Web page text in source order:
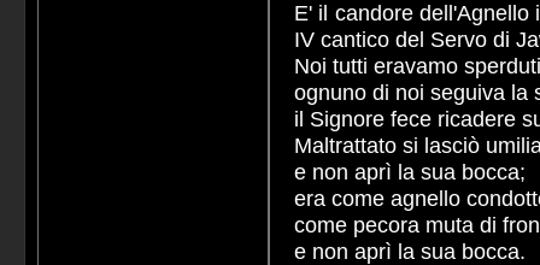
E' il candore
IV cantico del Servo di
Noi tutti eravamo
ognuno di noi seguiva la
il Signore fece ricadere
Maltrattato si lasciò
e non aprì la sua bocca;
era come agnello
come pecora muta di
e non aprì la sua bocca.